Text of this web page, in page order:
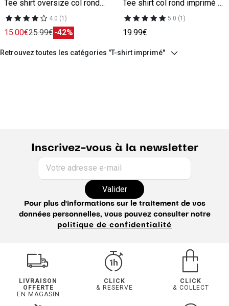
Tee shirt oversize col rond imprimé gris
4.0 (1)
15.00€25.99€-42%
Tee shirt col rond imprimé gris
5.0 (1)
19.99€
Retrouvez toutes les catégories "T-shirt imprimé"
Inscrivez-vous à la newsletter
Votre adresse e-mail
Valider
Pour plus d'informations sur le traitement de vos
données personnelles, vous pouvez consulter notre
politique de confidentialité
LIVRAISON
OFFERTE
EN MAGASIN
CLICK
& RESERVE
CLICK
& COLLECT